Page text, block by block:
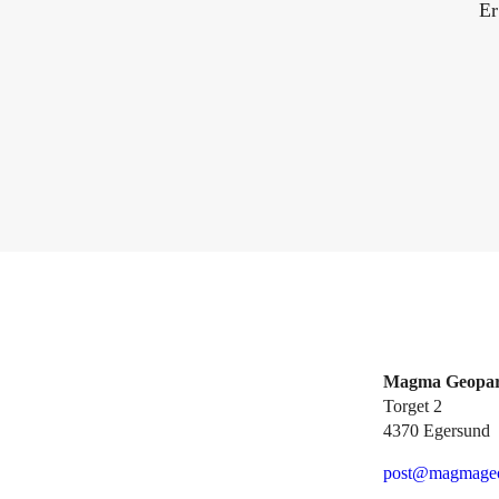
Magma
Torget 2
4370 Egersund